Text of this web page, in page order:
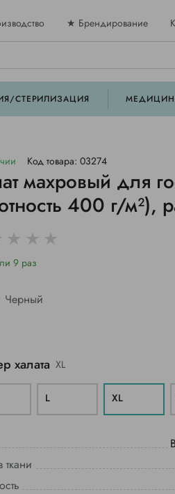
★ Брендирование
СТЕРИЛИЗАЦИЯ
Код товара: 03274
махровый для
400 г/м²),
9 раз
Черный
халата XL
L XL
ткани